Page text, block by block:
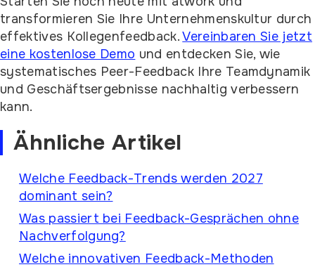
transformieren Sie Ihre Unternehmenskultur durch
effektives Kollegenfeedback.Vereinbaren Sie jetzt
eine kostenlose Demo und entdecken Sie, wie
systematisches Peer-Feedback Ihre Teamdynamik
und Geschäftsergebnisse nachhaltig verbessern
kann.
Ähnliche Artikel
Welche Feedback-Trends werden 2027
dominant sein?
Was passiert bei Feedback-Gesprächen ohne
Nachverfolgung?
Welche innovativen Feedback-Methoden